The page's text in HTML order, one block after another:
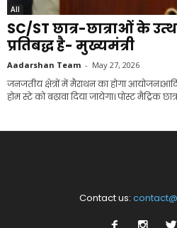
All
SC/ST छात्र-छात्राओं के
प्रतिबद्ध है- मुख्यमंत्री
Aadarshan Team - May 27, 2026
जनजतीय क्षेत्रों में मैराथन का होगा
होम स्टे को बढ़ावा दिया जायेगा। पोस्ट मैट्रिक
Contact us: